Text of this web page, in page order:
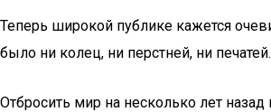
Теперь широкой публике кажется
было ни колец, ни перстней, ни
Отбросить мир на несколько лет